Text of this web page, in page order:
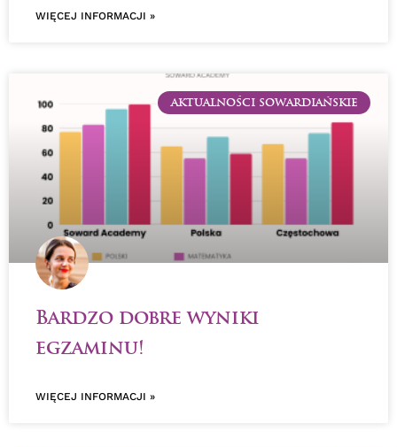
WIĘCEJ INFORMACJI »
AKTUALNOŚCI SOWARDIAŃSKIE
Bardzo dobre wyniki
egzaminu!
WIĘCEJ INFORMACJI »